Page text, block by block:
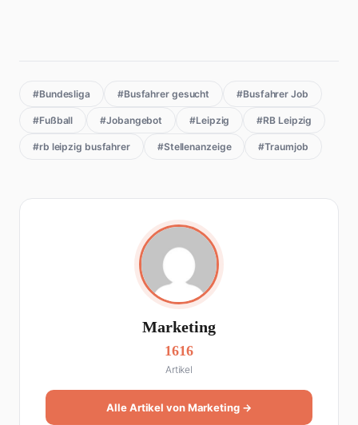
#Bundesliga #Busfahrer gesucht #Busfahrer Job
#Fußball #Jobangebot #Leipzig #RB Leipzig
#rb leipzig busfahrer #Stellenanzeige #Traumjob
Marketing
1616
Artikel
Alle Artikel von Marketing →